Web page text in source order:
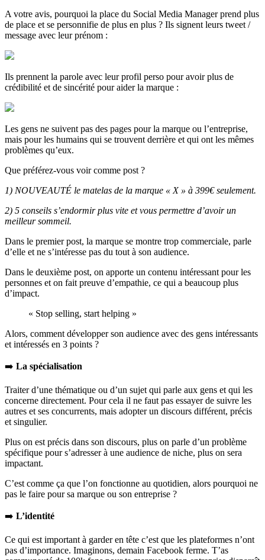
A votre avis, pourquoi la place du Social Media Manager prend plus
de place et se personnifie de plus en plus ? Ils signent leurs tweet /
message avec leur prénom :
Ils prennent la parole avec leur profil perso pour avoir plus de
crédibilité et de sincérité pour aider la marque :
Les gens ne suivent pas des pages pour la marque ou l’entreprise,
mais pour les humains qui se trouvent derrière et qui ont les mêmes
problèmes qu’eux.
Que préférez-vous voir comme post ?
1) NOUVEAUTÉ le matelas de la marque « X » à 399€ seulement.
2) 5 conseils s’endormir plus vite et vous permettre d’avoir un
meilleur sommeil.
Dans le premier post, la marque se montre trop commerciale, parle
d’elle et ne s’intéresse pas du tout à son audience.
Dans le deuxième post, on apporte un contenu intéressant pour les
personnes et on fait preuve d’empathie, ce qui a beaucoup plus
d’impact.
« Stop selling, start helping »
Alors, comment développer son audience avec des gens intéressants
et intéressés en 3 points ?
➡️ La spécialisation
Traiter d’une thématique ou d’un sujet qui parle aux gens et qui les
concerne directement. Pour cela il ne faut pas essayer de suivre les
autres et ses concurrents, mais adopter un discours différent, précis
et singulier.
Plus on est précis dans son discours, plus on parle d’un problème
spécifique pour s’adresser à une audience de niche, plus on sera
impactant.
C’est comme ça que l’on fonctionne au quotidien, alors pourquoi ne
pas le faire pour sa marque ou son entreprise ?
➡️ L’identité
Ce qui est important à garder en tête c’est que les plateformes n’ont
pas d’importance. Imaginons, demain Facebook ferme. T’as